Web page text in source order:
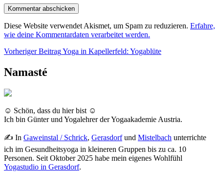
Diese Website verwendet Akismet, um Spam zu reduzieren. Erfahre,
wie deine Kommentardaten verarbeitet werden.
Beitragsnavigation
Vorheriger BeitragYoga in Kapellerfeld: YogablüteVorheriger
Namasté
☺ Schön, dass du hier bist ☺
Ich bin Günter und Yogalehrer der Yogaakademie Austria.
✍ In Gaweinstal / Schrick, Gerasdorfund Mistelbach unterrichte
ich im Gesundheitsyoga in kleineren Gruppen bis zu ca. 10
Personen. Seit Oktober 2025 habe mein eigenes Wohlfühl
Yogastudio in Gerasdorf.